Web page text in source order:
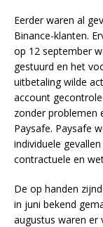
Eerder waren al
Binance-klanten.
op 12 september
gestuurd en het
uitbetaling wilde
account
zonder problemen
Paysafe. Paysafe
individuele
contractuele en
De op handen
in juni bekend
augustus waren er